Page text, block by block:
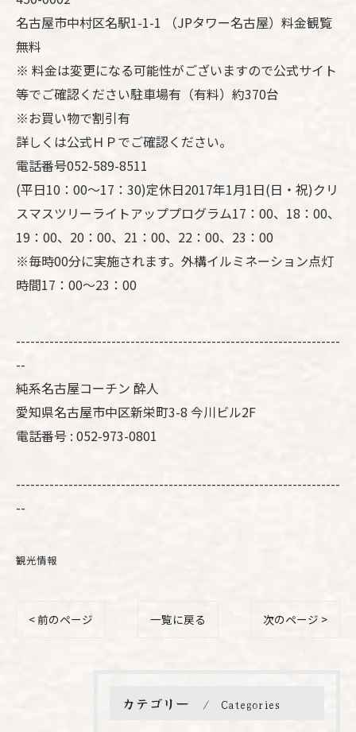
名古屋市中村区名駅1-1-1 （JPタワー名古屋）料金観覧
無料
※ 料金は変更になる可能性がございますので公式サイト
等でご確認ください駐車場有（有料）約370台
※お買い物で割引有
詳しくは公式ＨＰでご確認ください。
電話番号052-589-8511
(平日10：00～17：30)定休日2017年1月1日(日・祝)クリ
スマスツリーライトアッププログラム17：00、18：00、
19：00、20：00、21：00、22：00、23：00
※毎時00分に実施されます。外構イルミネーション点灯
時間17：00～23：00
--------------------------------------------------------------------
--
純系名古屋コーチン 酔人
愛知県名古屋市中区新栄町3-8 今川ビル2F
電話番号 : 052-973-0801
--------------------------------------------------------------------
--
観光情報
< 前のページ 一覧に戻る 次のページ >
カテゴリー Categories